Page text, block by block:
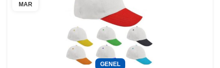
MAR
GENEL